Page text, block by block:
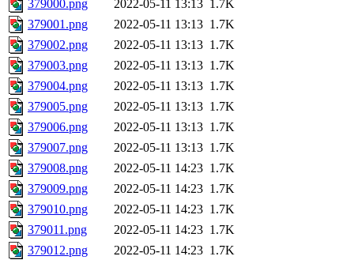
379000.png
2022-05-11 13:13 1.7K
379001.png
2022-05-11 13:13 1.7K
379002.png
2022-05-11 13:13 1.7K
379003.png
2022-05-11 13:13 1.7K
379004.png
2022-05-11 13:13 1.7K
379005.png
2022-05-11 13:13 1.7K
379006.png
2022-05-11 13:13 1.7K
379007.png
2022-05-11 13:13 1.7K
379008.png
2022-05-11 14:23 1.7K
379009.png
2022-05-11 14:23 1.7K
379010.png
2022-05-11 14:23 1.7K
379011.png
2022-05-11 14:23 1.7K
379012.png
2022-05-11 14:23 1.7K